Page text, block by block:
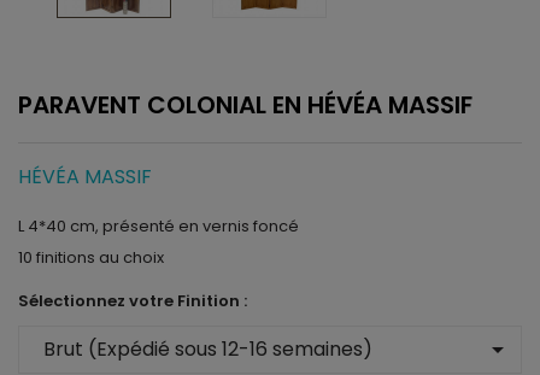
PARAVENT COLONIAL EN HÉVÉA MASSIF
HÉVÉA MASSIF
L 4*40 cm, présenté en vernis foncé
10 finitions au choix
Sélectionnez votre Finition :
arrow_drop_down